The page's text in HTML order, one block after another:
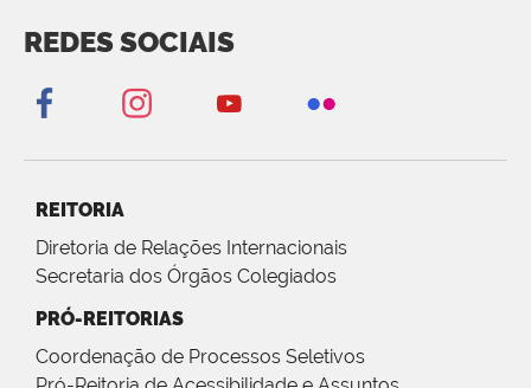
REDES SOCIAIS
REITORIA
Diretoria de Relações Internacionais
Secretaria dos Órgãos Colegiados
PRÓ-REITORIAS
Coordenação de Processos Seletivos